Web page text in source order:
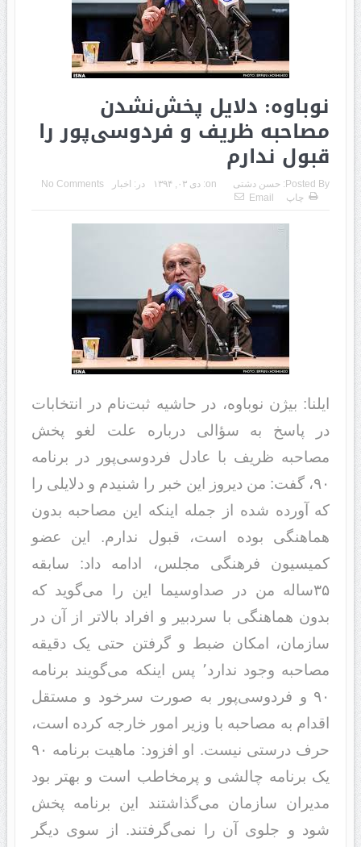
نوباوه: دلایل پخش‌نشدن
مصاحبه ظریف و فردوسی‌پور را
قبول ندارم
Posted By: حسن دشتی on: دی ۰۳, ۱۳۹۴ در: اخبار
No Comments
چاپ
Email
ایلنا: بیژن نوباوه، در حاشیه ثبت‌نام در انتخابات
در پاسخ به سؤالی درباره علت لغو پخش
مصاحبه ظریف با عادل فردوسی‌پور در برنامه
٩٠، گفت: من دیروز این خبر را شنیدم و دلایلی را
که آورده شده از جمله اینکه این مصاحبه بدون
هماهنگی بوده است، قبول ندارم. این عضو
کمیسیون فرهنگی مجلس، ادامه داد: سابقه
۳۵ساله من در صداوسیما این را می‌گوید که
بدون هماهنگی با سردبیر و افراد بالا‌تر از آن در
سازمان، امکان ضبط و گرفتن حتی یک دقیقه
مصاحبه وجود ندارد٬ پس اینکه می‌گویند برنامه
٩٠ و فردوسی‌پور به صورت سرخود و مستقل
اقدام به مصاحبه با وزیر امور خارجه کرده‌ است،
حرف درستی نیست. او افزود: ماهیت برنامه ٩٠
یک برنامه چالشی و پرمخاطب است و بهتر بود
مدیران سازمان می‌گذاشتند این برنامه پخش
شود و جلوی آن را نمی‌گرفتند. از سوی دیگر